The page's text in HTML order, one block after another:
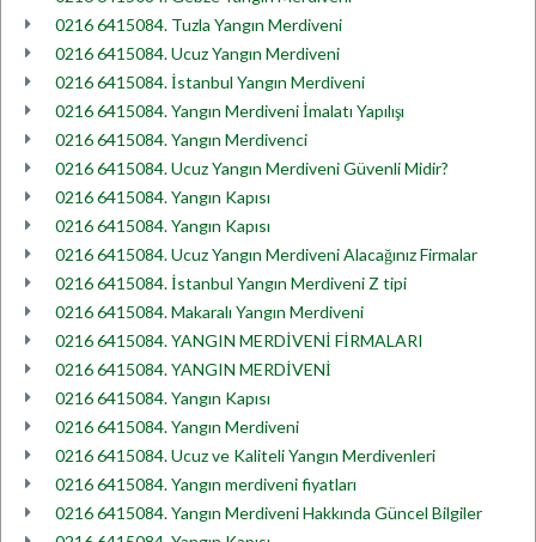
0216 6415084. Tuzla Yangın Merdiveni
0216 6415084. Ucuz Yangın Merdiveni
0216 6415084. İstanbul Yangın Merdiveni
0216 6415084. Yangın Merdiveni İmalatı Yapılışı
0216 6415084. Yangın Merdivenci
0216 6415084. Ucuz Yangın Merdiveni Güvenli Midir?
0216 6415084. Yangın Kapısı
0216 6415084. Yangın Kapısı
0216 6415084. Ucuz Yangın Merdiveni Alacağınız Firmalar
0216 6415084. İstanbul Yangın Merdiveni Z tipi
0216 6415084. Makaralı Yangın Merdiveni
0216 6415084. YANGIN MERDİVENİ FİRMALARI
0216 6415084. YANGIN MERDİVENİ
0216 6415084. Yangın Kapısı
0216 6415084. Yangın Merdiveni
0216 6415084. Ucuz ve Kaliteli Yangın Merdivenleri
0216 6415084. Yangın merdiveni fiyatları
0216 6415084. Yangın Merdiveni Hakkında Güncel Bilgiler